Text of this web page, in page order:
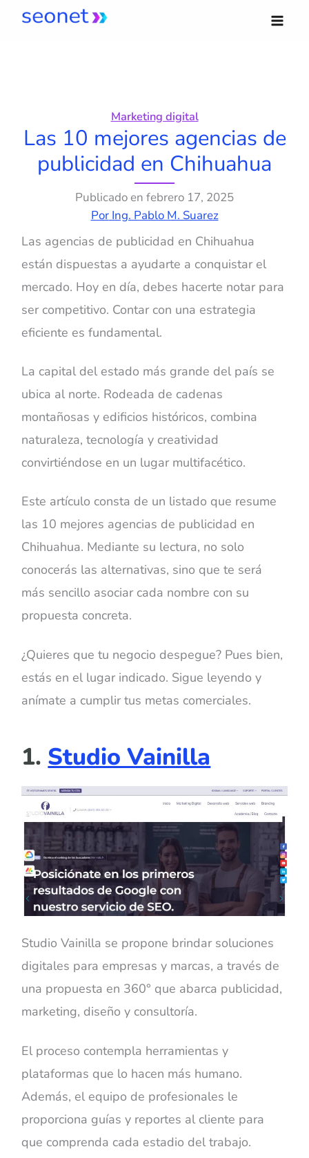
Marketing digital
Las 10 mejores agencias de
publicidad en Chihuahua
Publicado en febrero 17, 2025
PorIng. Pablo M. Suarez
Las agencias de publicidad en Chihuahua
están dispuestas a ayudarte a conquistar el
mercado. Hoy en día, debes hacerte notar para
ser competitivo. Contar con una estrategia
eficiente es fundamental.
La capital del estado más grande del país se
ubica al norte. Rodeada de cadenas
montañosas y edificios históricos, combina
naturaleza, tecnología y creatividad
convirtiéndose en un lugar multifacético.
Este artículo consta de un listado que resume
las 10 mejores agencias de publicidad en
Chihuahua. Mediante su lectura, no solo
conocerás las alternativas, sino que te será
más sencillo asociar cada nombre con su
propuesta concreta.
¿Quieres que tu negocio despegue? Pues bien,
estás en el lugar indicado. Sigue leyendo y
anímate a cumplir tus metas comerciales.
1. Studio Vainilla
Studio Vainilla se propone brindar soluciones
digitales para empresas y marcas, a través de
una propuesta en 360° que abarca publicidad,
marketing, diseño y consultoría.
El proceso contempla herramientas y
plataformas que lo hacen más humano.
Además, el equipo de profesionales le
proporciona guías y reportes al cliente para
que comprenda cada estadio del trabajo.